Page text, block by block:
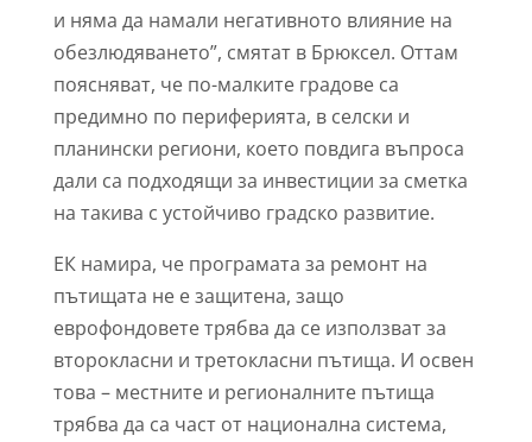
и няма да намали негативното влияние на
обезлюдяването”, смятат в Брюксел. Оттам
поясняват, че по-малките градове са
предимно по периферията, в селски и
планински региони, което повдига въпроса
дали са подходящи за инвестиции за сметка
на такива с устойчиво градско развитие.
ЕК намира, че програмата за ремонт на
пътищата не е защитена, защо
еврофондовете трябва да се използват за
второкласни и третокласни пътища. И освен
това – местните и регионалните пътища
трябва да са част от национална система,